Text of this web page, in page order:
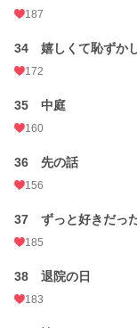
187
34 嬉しくて恥ずか
172
35 中庭
160
36 先の話
156
37 ずっと好きだっ
185
38 退院の日
183